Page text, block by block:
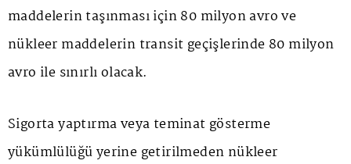
maddelerin taşınması için 80 milyon avro ve
nükleer maddelerin transit geçişlerinde 80 milyon
avro ile sınırlı olacak.
Sigorta yaptırma veya teminat gösterme
yükümlülüğü yerine getirilmeden nükleer